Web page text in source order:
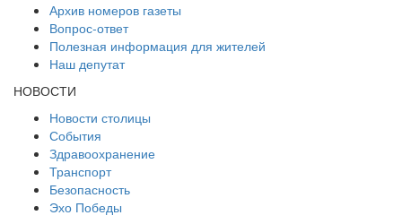
Архив номеров газеты
Вопрос-ответ
Полезная информация для жителей
Наш депутат
НОВОСТИ
Новости столицы
События
Здравоохранение
Транспорт
Безопасность
Эхо Победы